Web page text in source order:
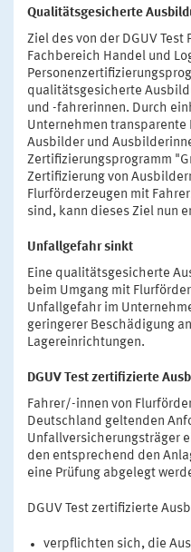
Qualitätsgesicherte
Ziel des von der DGUV
Fachbereich Handel und
qualitätsgesicherte
und -fahrerinnen. Durch
Unternehmen transparente
Ausbilder und
Zertifizierungsprogramm
Zertifizierung von
Flurförderzeugen mit
sind, kann dieses Ziel nun
Unfallgefahr sinkt
Eine qualitätsgesicherte
beim Umgang mit
Unfallgefahr im
geringerer Beschädigung
Lagereinrichtungen.
DGUV Test zertifizierte
Fahrer/-innen von
Deutschland geltenden
Unfallversicherungsträger
den entsprechend den
eine Prüfung abgelegt
DGUV Test zertifizierte
verpflichten sich, die